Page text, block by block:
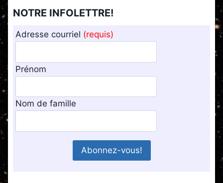
NOTRE INFOLETTRE!
Adresse courriel (requis)
Prénom
Nom de famille